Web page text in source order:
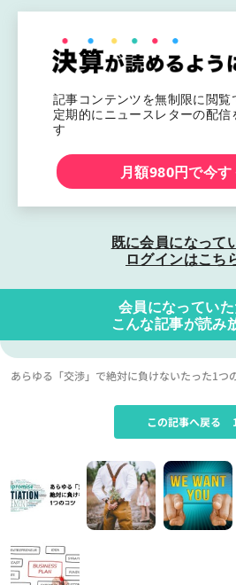
記事コンテンツを無制限に閲覧
定期的にニュースレターの配信
す
月額980円で今
既に会員になって
ログインはこち
会員になってい
こんな記事が読み
あらゆる「交渉」で絶対に負けないたった1つ
この記事へ戻る